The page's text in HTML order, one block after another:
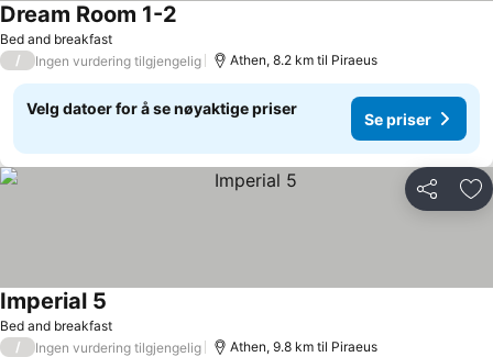
Bed and breakfast
Dream Room 1-2
/ Ingen vurdering tilgjengelig Athen, 8.2 km til Piraeus
Velg datoer for å se nøyaktige priser
Se priser
Del
Bed and breakfast
Imperial 5
/ Ingen vurdering tilgjengelig Athen, 9.8 km til Piraeus